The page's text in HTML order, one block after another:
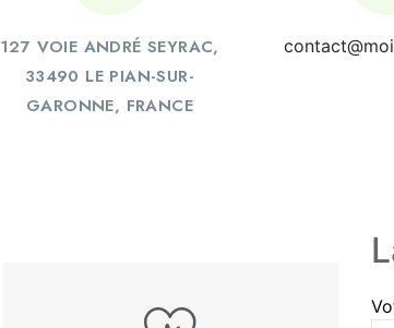
127 VOIE ANDRÉ SEYRAC,
33490 LE PIAN-SUR-
GARONNE, FRANCE